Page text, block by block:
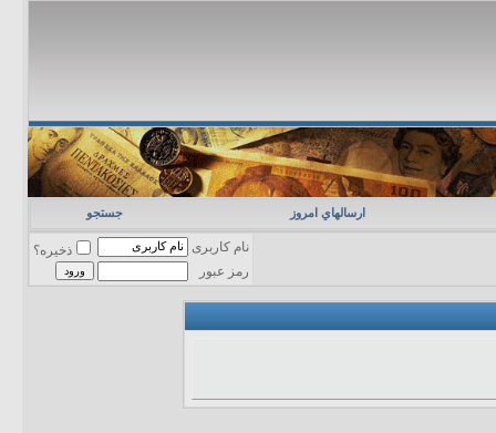
ارسالهاي امروز جستجو
نام کاربری
ذخیره؟
رمز عبور